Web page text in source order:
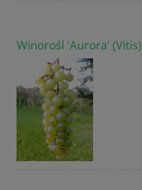
Winorośl 'Aurora' (Vitis)